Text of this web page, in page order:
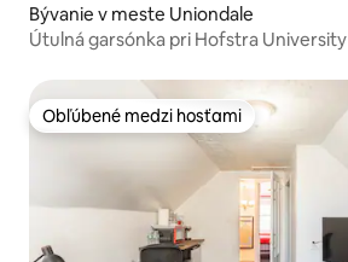
Bývanie v meste Uniondale
Útulná garsónka pri Hofstra University
Obľúbené medzi hosťami
Obľúbené medzi hosťami